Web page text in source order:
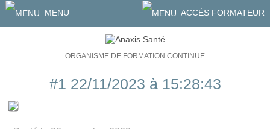
MENU ACCÈS FORMATEUR
ORGANISME DE FORMATION CONTINUE
#1 22/11/2023 à 15:28:43